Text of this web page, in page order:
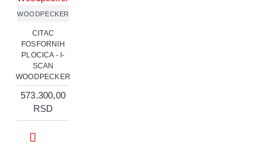
WOODPECKER
CITAC
FOSFORNIH
PLOCICA - I-
SCAN
WOODPECKER
573.300,00
RSD